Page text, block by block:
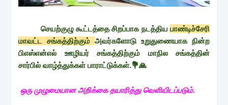
செயற்குழு கூட்டத்தை சிறப்பாக நடத்தியபாண்டிச்சேரி
மாவட்ட சங்கத்திற்கும் அவர்களோடு உறுதுணையாக நின்ற
பிஎஸ்என்எல் ஊழியர் சங்கத்திற்கும் மாநில சங்கத்தின்
சார்பில் வாழ்த்துக்கள் பாராட்டுக்கள்.💐🙏
ஒரு முழுமையான அறிக்கை தயாரித்து வெளியிடப்படும்.